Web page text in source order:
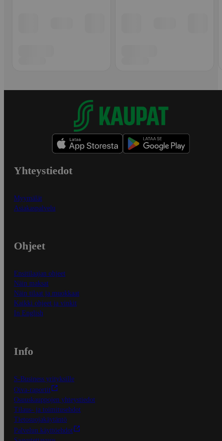
Yhteystiedot
Myymälät
Asiakaspalvelu
Ohjeet
Ensitilaajan ohjeet
Näin maksat
Näin tilaat ja muokkaat
Kaikki ohjeet ja vinkit
In English
Info
S-Business yrityksille
Oiva-raportit
Osuuskauppojen yhteystiedot
Tilaus- ja toimitusehdot
Tietosuojakäytäntö
Palvelun käyttöehdot